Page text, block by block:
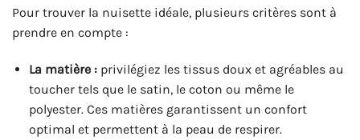
Pour trouver la nuisette idéale, plusieurs critères sont à
prendre en compte :
La matière :privilégiez les tissus doux et agréables au
toucher tels que le satin, le coton ou même le
polyester. Ces matières garantissent un confort
optimal et permettent à la peau de respirer.